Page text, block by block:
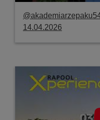
14.04.2026